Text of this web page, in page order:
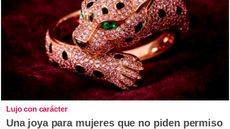
Lujo con carácter
Una joya para mujeres que no piden permiso